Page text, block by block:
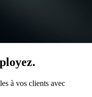
à vos clients avec